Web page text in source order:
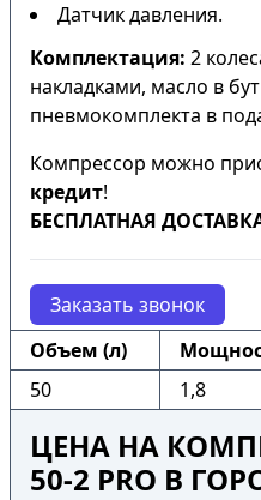
Датчик давления.
Комплектация: 2
накладками, масло в
пневмокомплекта в
Компрессор можно
кредит!
БЕСПЛАТНАЯ
Заказать звонок
Объем (л)
50
1,8
ЦЕНА НА
50-2 PRO В